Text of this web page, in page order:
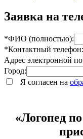
Заявка на
*ФИО (полностью):
*Контактный телефон:
Адрес электронной
Город:
Я согласен на
«Логопед